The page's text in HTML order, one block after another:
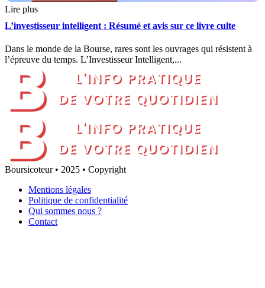
Lire plus
L’investisseur intelligent : Résumé et avis sur ce livre culte
Dans le monde de la Bourse, rares sont les ouvrages qui résistent à
l’épreuve du temps. L’Investisseur Intelligent,...
Boursicoteur • 2025 • Copyright
Mentions légales
Politique de confidentialité
Qui sommes nous ?
Contact